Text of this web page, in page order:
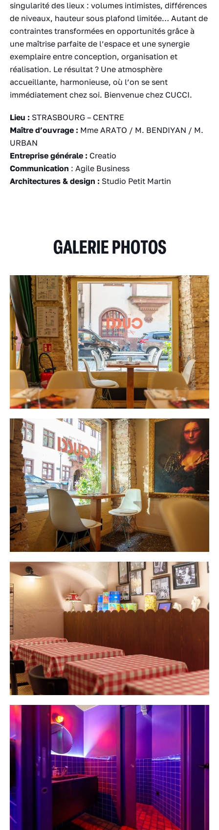
singularité des lieux : volumes intimistes, différences
de niveaux, hauteur sous plafond limitée… Autant de
contraintes transformées en opportunités grâce à
une maîtrise parfaite de l’espace et une synergie
exemplaire entre conception, organisation et
réalisation. Le résultat ? Une atmosphère
accueillante, harmonieuse, où l’on se sent
immédiatement chez soi. Bienvenue chez CUCCI.
Lieu : STRASBOURG – CENTRE
Maître d’ouvrage : Mme ARATO / M. BENDIYAN / M.
URBAN
Entreprise générale : Creatio
Communication : Agile Business
Architectures & design : Studio Petit Martin
GALERIE PHOTOS